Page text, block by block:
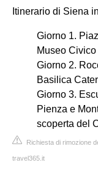
Itinerario di Siena
Giorno 1.
Museo
Giorno 2.
Basilica
Giorno 3.
Pienza e
scoperta del
Richiesta di rimozione
travel365.it